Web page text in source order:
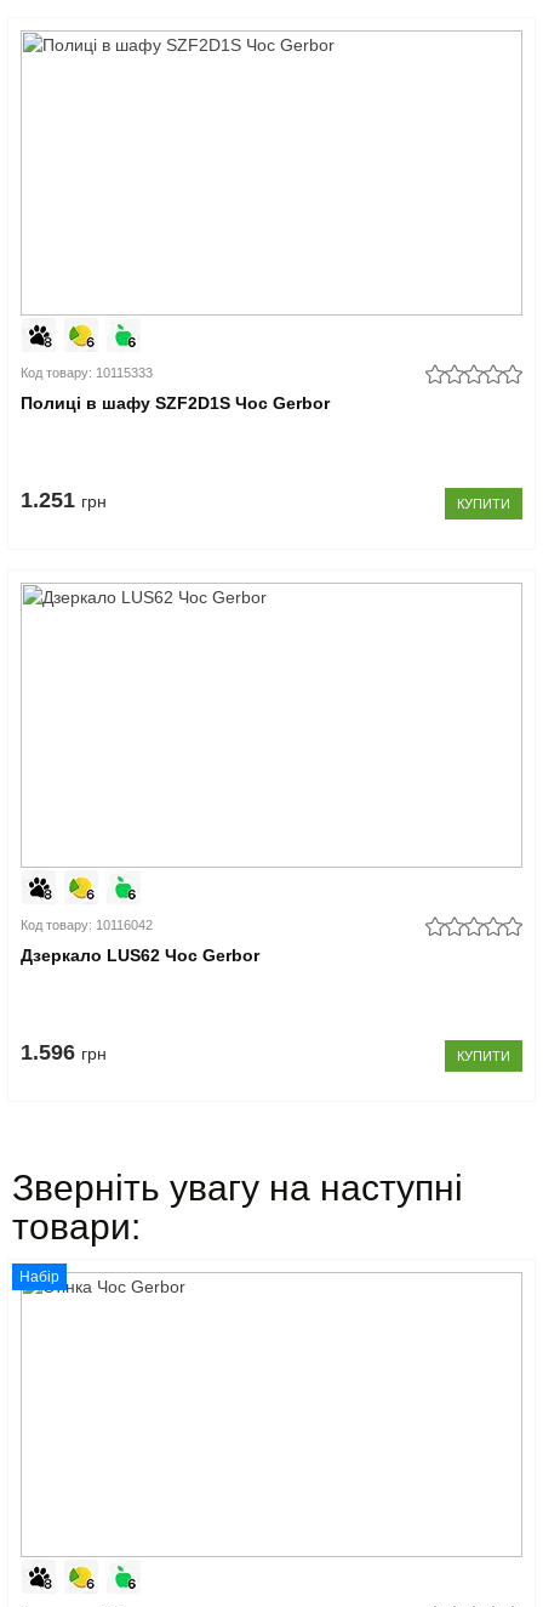
Код товару: 10115333
Полиці в шафу SZF2D1S Чос Gerbor
1.251 грн КУПИТИ
Код товару: 10116042
Дзеркало LUS62 Чос Gerbor
1.596 грн КУПИТИ
Зверніть увагу на наступні
товари:
Набір